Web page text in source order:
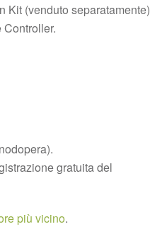
Kit (venduto separatamente)
gratuita del
più vicino.